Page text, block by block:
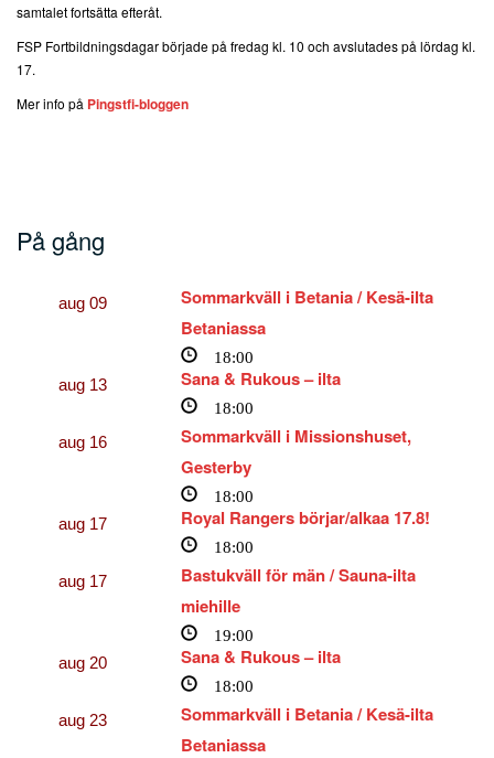
samtalet fortsätta efteråt.
FSP Fortbildningsdagar började på fredag kl. 10 och avslutades på lördag kl.
17.
Mer info på Pingstfi-bloggen
På gång
aug 09
Sommarkväll i Betania / Kesä-ilta
Betaniassa
18:00
aug 13 Sana & Rukous – ilta
18:00
aug 16
Sommarkväll i Missionshuset,
Gesterby
18:00
aug 17 Royal Rangers börjar/alkaa 17.8!
18:00
aug 17
Bastukväll för män / Sauna-ilta
miehille
19:00
aug 20 Sana & Rukous – ilta
18:00
aug 23
Sommarkväll i Betania / Kesä-ilta
Betaniassa